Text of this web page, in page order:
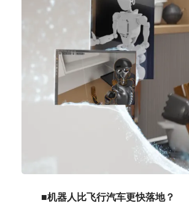
■机器人比飞行汽车更快落地？